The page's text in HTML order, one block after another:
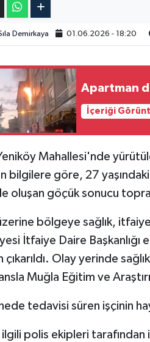
Demirkaya 01.06.2026 - 18:20
Apartman
İçeriği
Mahallesi'nde
bilgilere göre, 27
oluşan göçük sonucu
bölgeye sağlık,
İtfaiye Daire Başkanlığı
çıkarıldı. Olay yerinde
Muğla Eğitim ve
tedavisi süren işçinin
polis ekipleri tarafından